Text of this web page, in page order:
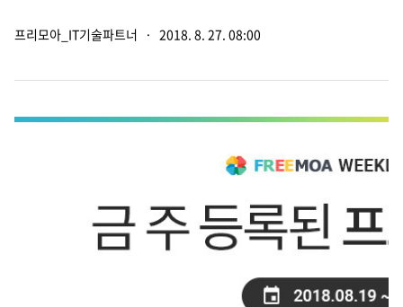
프리모아_IT기술파트너 · 2018. 8. 27. 08:00